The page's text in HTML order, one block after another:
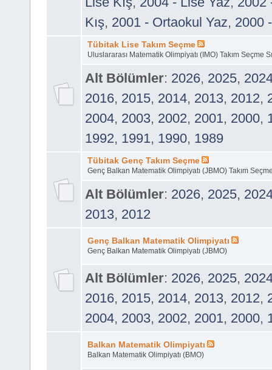
Kış, 2001 - Ortaokul Yaz, 2000
Tübitak Lise Takım Seçme
Uluslararası Matematik Olimpiyatı (IMO) Takım Seçme
Alt Bölümler: 2026, 2025,
2016, 2015, 2014, 2013, 2012,
2004, 2003, 2002, 2001, 2000,
1992, 1991, 1990, 1989
Tübitak Genç Takım Seçme
Genç Balkan Matematik Olimpiyatı (JBMO) Takım Seçme
Alt Bölümler: 2026, 2025,
2013, 2012
Genç Balkan Matematik Olimpiyatı
Genç Balkan Matematik Olimpiyatı (JBMO)
Alt Bölümler: 2026, 2025,
2016, 2015, 2014, 2013, 2012,
2004, 2003, 2002, 2001, 2000,
Balkan Matematik Olimpiyatı
Balkan Matematik Olimpiyatı (BMO)